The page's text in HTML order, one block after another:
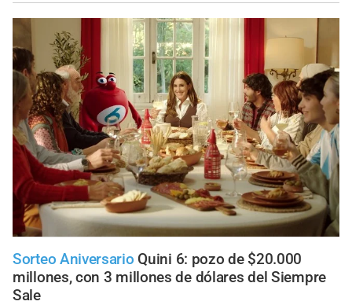
Sorteo Aniversario Quini 6: pozo de $20.000
millones, con 3 millones de dólares del Siempre
Sale